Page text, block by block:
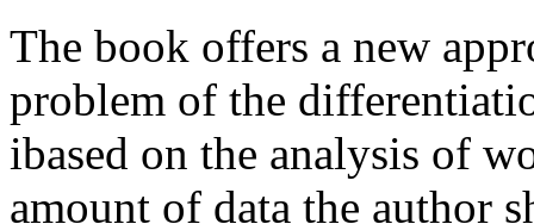
The book offers a new
problem of the
ibased on the analysis of
amount of data the author